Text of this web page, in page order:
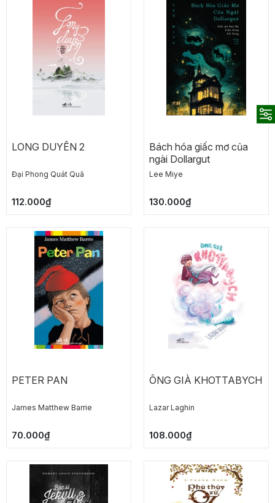
LONG DUYÊN 2
Đại Phong Quát Quã
112.000₫
Bách hóa giấc mơ của
ngài Dollargut
Lee Miye
130.000₫
PETER PAN
James Matthew Barrie
70.000₫
ÔNG GIÀ KHOTTABYCH
Lazar Laghin
108.000₫